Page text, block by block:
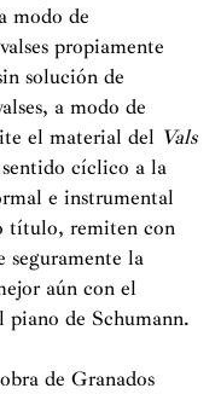
modo de
propiamente
solución de
a modo de
el material del Vals
cíclico a la
e instrumental
título, remiten con
seguramente la
aún con el
piano de Schumann.
de Granados